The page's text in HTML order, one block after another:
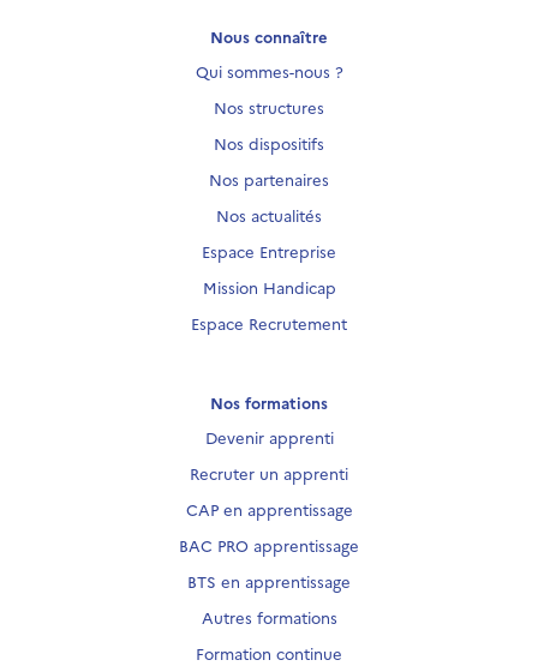
Nous connaître
Qui sommes-nous ?
Nos structures
Nos dispositifs
Nos partenaires
Nos actualités
Espace Entreprise
Mission Handicap
Espace Recrutement
Nos formations
Devenir apprenti
Recruter un apprenti
CAP en apprentissage
BAC PRO apprentissage
BTS en apprentissage
Autres formations
Formation continue